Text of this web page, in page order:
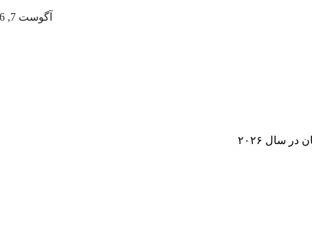
آگوست 7, 2026
سال ۲۰۲۶